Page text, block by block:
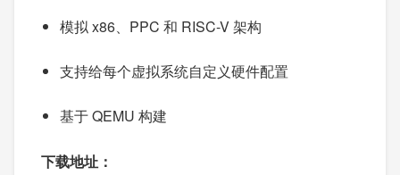
模拟 x86、PPC 和 RISC-V 架构
支持给每个虚拟系统自定义硬件配置
基于 QEMU 构建
下载地址：